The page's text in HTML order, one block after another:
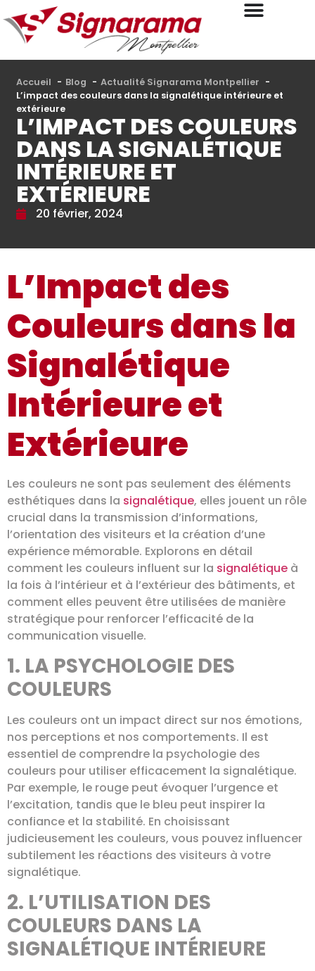
Accueil Blog
Actualité Signarama Montpellier
L’impact des couleurs dans la signalétique intérieure et
extérieure
L’IMPACT DES COULEURS
DANS LA SIGNALÉTIQUE
INTÉRIEURE ET
EXTÉRIEURE
20 février, 2024
L’Impact des
Couleurs dans la
Signalétique
Intérieure et
Extérieure
Les couleurs ne sont pas seulement des éléments
esthétiques dans la signalétique, elles jouent un rôle
crucial dans la transmission d’informations,
l’orientation des visiteurs et la création d’une
expérience mémorable. Explorons en détail
comment les couleurs influent sur la signalétique à
la fois à l’intérieur et à l’extérieur des bâtiments, et
comment elles peuvent être utilisées de manière
stratégique pour renforcer l’efficacité de la
communication visuelle.
1. LA PSYCHOLOGIE DES
COULEURS
Les couleurs ont un impact direct sur nos émotions,
nos perceptions et nos comportements. Il est
essentiel de comprendre la psychologie des
couleurs pour utiliser efficacement la signalétique.
Par exemple, le rouge peut évoquer l’urgence et
l’excitation, tandis que le bleu peut inspirer la
confiance et la stabilité. En choisissant
judicieusement les couleurs, vous pouvez influencer
subtilement les réactions des visiteurs à votre
signalétique.
2. L’UTILISATION DES
COULEURS DANS LA
SIGNALÉTIQUE INTÉRIEURE